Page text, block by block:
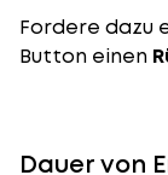
Fordere dazu
Button einen
Dauer von